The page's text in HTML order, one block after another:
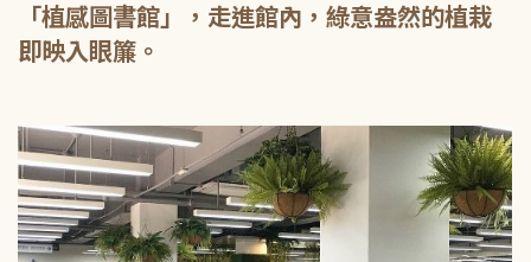
「植感圖書館」，走進館內，綠意盎然的植栽
即映入眼簾。